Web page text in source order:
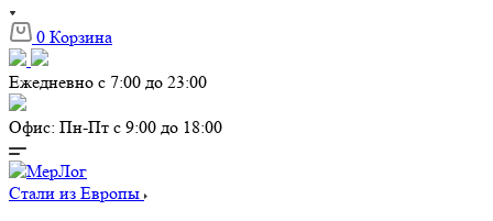
0 Корзина
Ежедневно с 7:00 до 23:00
Офис: Пн-Пт с 9:00 до 18:00
Стали из Европы